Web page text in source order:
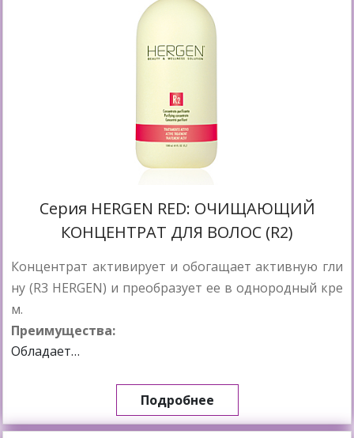
Cерия HERGEN RED: ОЧИЩАЮЩИЙ
КОНЦЕНТРАТ ДЛЯ ВОЛОС (R2)
Концентрат активирует и обогащает активную гли
ну (R3 HERGEN) и преобразует ее в однородный кре
м.
Преимущества:
Обладает…
Подробнее